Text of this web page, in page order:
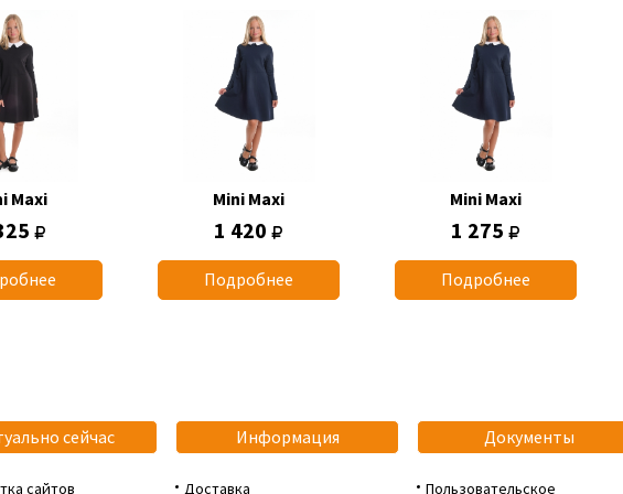
Maxi Mini Maxi
1 420
Подробнее
Mini Maxi
1 275
Подробнее
сейчас
сайтов
Информация
Доставка
Документы
Пользовательское